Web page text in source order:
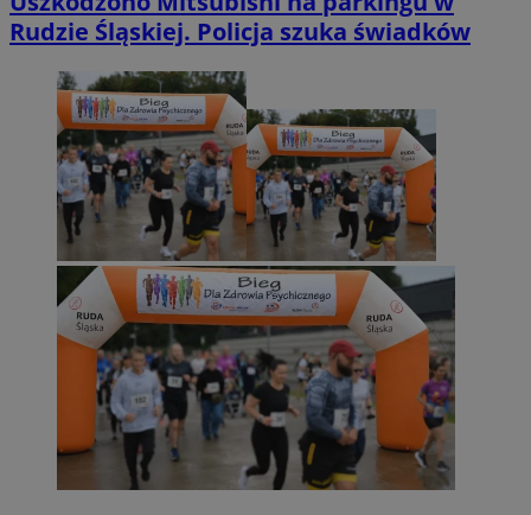
Rudzie Śląskiej. Policja szuka świadków